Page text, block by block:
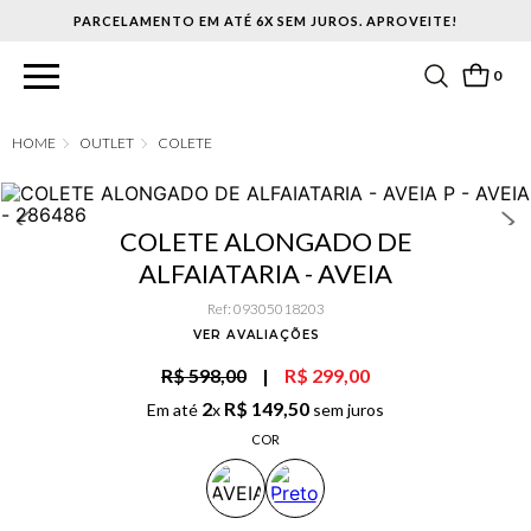
PARCELAMENTO EM ATÉ 6X SEM JUROS. APROVEITE!
0
OUTLET COLETE
COLETE ALONGADO DE
ALFAIATARIA - AVEIA
Ref: 09305018203
VER AVALIAÇÕES
R$ 598,00 | R$ 299,00
Em até 2x R$ 149,50 sem juros
COR